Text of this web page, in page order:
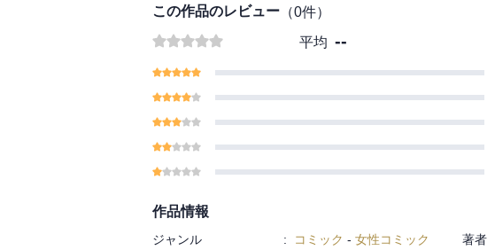
この作品のレビュー （0件）
平均 --
作品情報
ジャンル : コミック - 女性コミック 著者